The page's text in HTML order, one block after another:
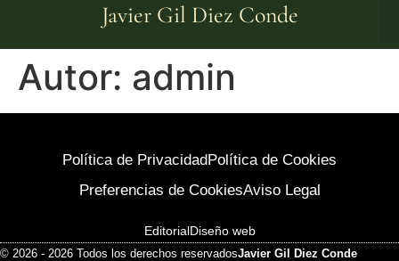
Javier Gil Diez Conde
Autor: admin
Política de PrivacidadPolítica de Cookies
Preferencias de CookiesAviso Legal
EditorialDiseño web
© 2026 - 2026 Todos los derechos reservadosJavier Gil Diez Conde